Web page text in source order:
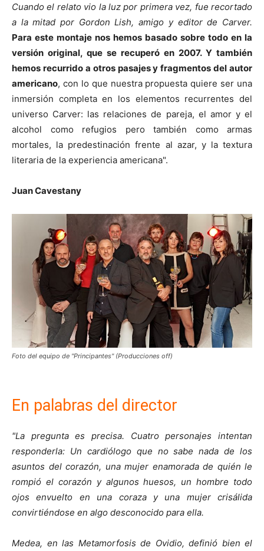
Cuando el relato vio la luz por primera vez, fue recortado
a la mitad por Gordon Lish, amigo y editor de Carver.
Para este montaje nos hemos basado sobre todo en la
versión original, que se recuperó en 2007. Y también
hemos recurrido a otros pasajes y fragmentos del autor
americano, con lo que nuestra propuesta quiere ser una
inmersión completa en los elementos recurrentes del
universo Carver: las relaciones de pareja, el amor y el
alcohol como refugios pero también como armas
mortales, la predestinación frente al azar, y la textura
literaria de la experiencia americana".
Juan Cavestany
Foto del equipo de "Principantes" (Producciones off)
En palabras del director
"La pregunta es precisa. Cuatro personajes intentan
responderla: Un cardiólogo que no sabe nada de los
asuntos del corazón, una mujer enamorada de quién le
rompió el corazón y algunos huesos, un hombre todo
ojos envuelto en una coraza y una mujer crisálida
convirtiéndose en algo desconocido para ella.
Medea, en las Metamorfosis de Ovidio, definió bien el